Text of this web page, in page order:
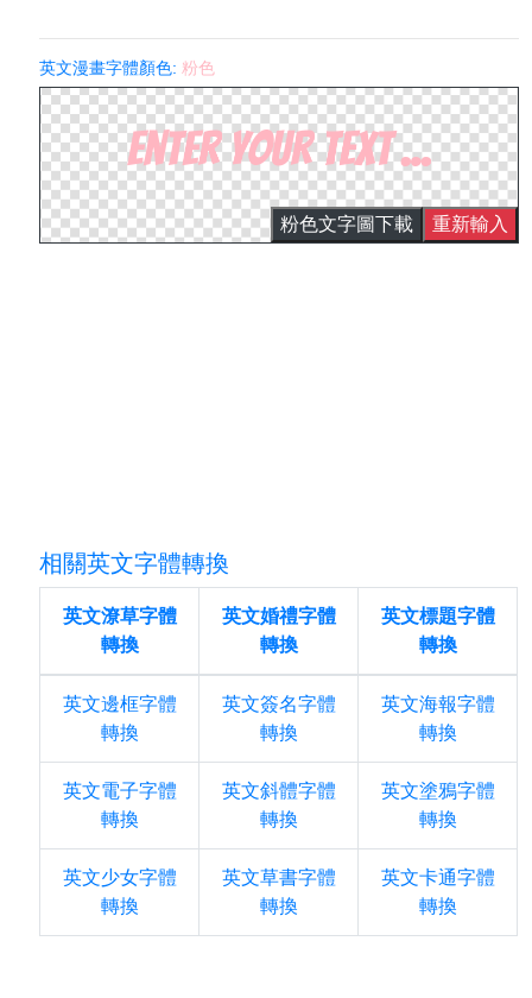
英文漫畫字體顏色: 粉色
粉色文字圖下載 重新輸入
相關英文字體轉換
英文潦草字體
轉換
英文婚禮字體
轉換
英文標題字體
轉換
英文邊框字體
轉換
英文簽名字體
轉換
英文海報字體
轉換
英文電子字體
轉換
英文斜體字體
轉換
英文塗鴉字體
轉換
英文少女字體
轉換
英文草書字體
轉換
英文卡通字體
轉換